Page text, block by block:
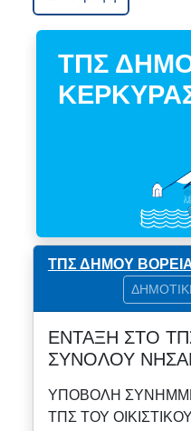
ΤΠΣ
ΤΠΣ ΔΗΜΟΥ
ΕΝΤΑΞΗ ΣΤΟ
ΣΥΝΟΛΟΥ
ΥΠΟΒΟΛΗ
ΤΠΣ ΤΟΥ